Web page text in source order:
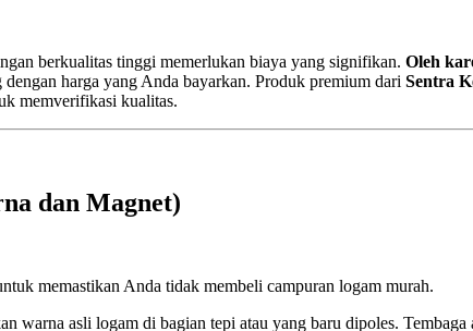
berkualitas tinggi memerlukan biaya yang signifikan. Oleh
harga yang Anda bayarkan. Produk premium dari Sentra
memverifikasi kualitas.
dan Magnet)
memastikan Anda tidak membeli campuran logam murah.
warna asli logam di bagian tepi atau yang baru dipoles.